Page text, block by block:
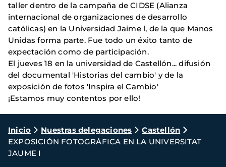
taller dentro de la campaña de CIDSE (Alianza
internacional de organizaciones de desarrollo
católicas) en la Universidad Jaime l, de la que Manos
Unidas forma parte. Fue todo un éxito tanto de
expectación como de participación.
El jueves 18 en la universidad de Castellón... difusión
del documental 'Historias del cambio' y de la
exposición de fotos 'Inspira el Cambio'
¡Estamos muy contentos por ello!
Ruta
de
navegación
Inicio Nuestras delegaciones
Castellón
EXPOSICIÓN FOTOGRÁFICA EN LA UNIVERSITAT
JAUME I